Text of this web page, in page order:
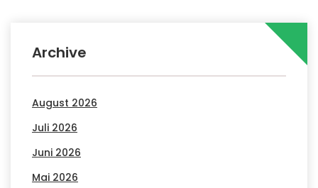
Archive
August 2026
Juli 2026
Juni 2026
Mai 2026